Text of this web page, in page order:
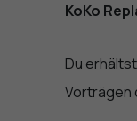
KoKo
Du
Vorträgen